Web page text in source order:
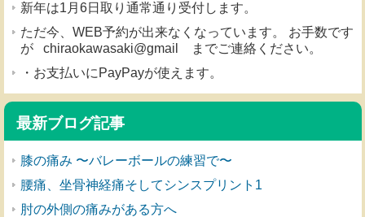
新年は1月6日取り通常通り受付します。
ただ今、WEB予約が出来なくなっています。 お手数です
が chiraokawasaki@gmail までご連絡ください。
・お支払いにPayPayが使えます。
最新ブログ記事
膝の痛み 〜バレーボールの練習で〜
腰痛、坐骨神経痛そしてシンスプリント1
肘の外側の痛みがある方へ